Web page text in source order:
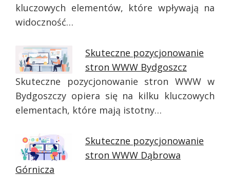
kluczowych elementów, które wpływają na
widoczność…
Skuteczne pozycjonowanie
stron WWW Bydgoszcz
Skuteczne pozycjonowanie stron WWW w
Bydgoszczy opiera się na kilku kluczowych
elementach, które mają istotny…
Skuteczne pozycjonowanie
stron WWW Dąbrowa
Górnicza